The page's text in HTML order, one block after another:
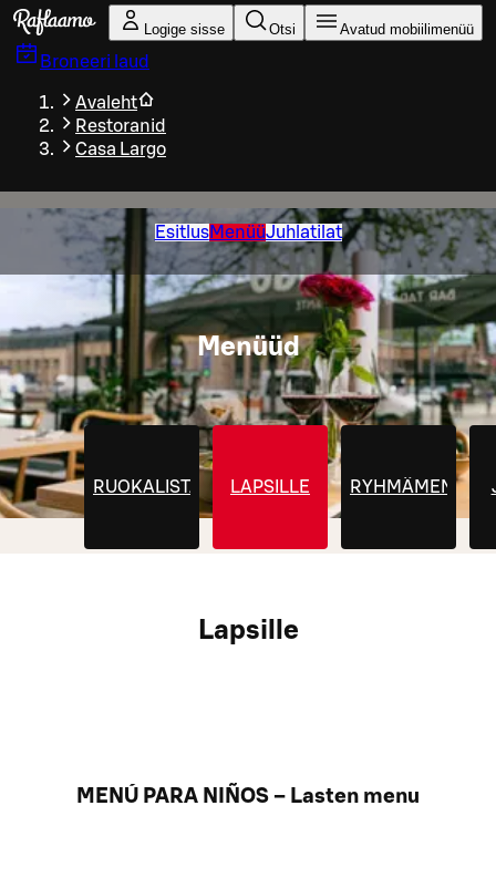
Liigu peamise sisu juurde
Logige sisse Otsi Avatud mobiilimenüü
Broneeri laud
Avaleht
Restoranid
Casa Largo
EsitlusMenüüJuhlatilat
Menüüd
RUOKALISTA LAPSILLE RYHMÄMENUT
Lapsille
MENÚ PARA NIÑOS – Lasten menu